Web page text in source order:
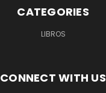
CATEGORIES
LIBROS
CONNECT WITH US